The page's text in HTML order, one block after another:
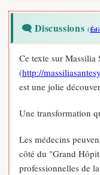
🗨️ Discussions (
Ce texte sur Massilia
(http://
est une jolie
Une transformation
Les médecins
côté du "Grand
professionnelles de